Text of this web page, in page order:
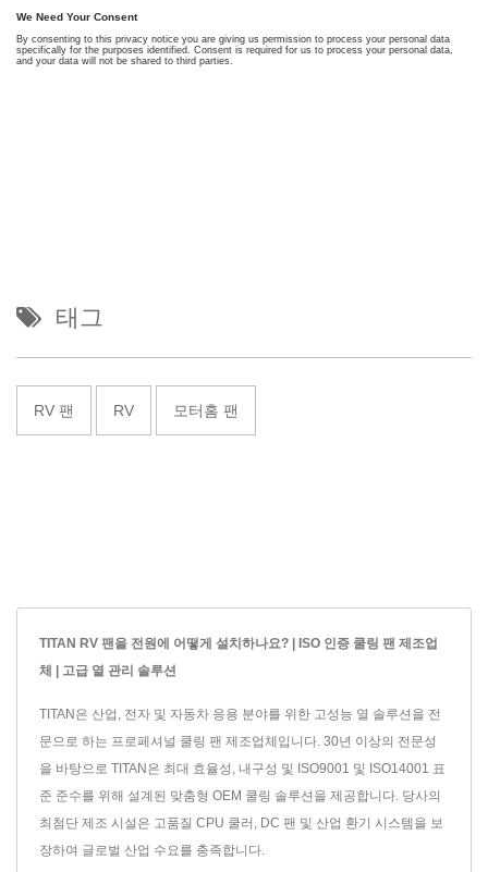
태그
RV 팬 RV 모터홈 팬
TITAN RV 팬을 전원에 어떻게 설치하나요? | ISO 인증 쿨링 팬 제조업
체 | 고급 열 관리 솔루션
TITAN은 산업, 전자 및 자동차 응용 분야를 위한 고성능 열 솔루션을 전
문으로 하는 프로페셔널 쿨링 팬 제조업체입니다. 30년 이상의 전문성
을 바탕으로 TITAN은 최대 효율성, 내구성 및 ISO9001 및 ISO14001 표
준 준수를 위해 설계된 맞춤형 OEM 쿨링 솔루션을 제공합니다. 당사의
최첨단 제조 시설은 고품질 CPU 쿨러, DC 팬 및 산업 환기 시스템을 보
장하여 글로벌 산업 수요를 충족합니다.